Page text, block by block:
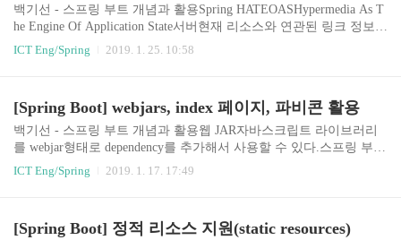
소스를 공유할 수 있는 기술Origin?URI 스키마 (http, https)hostname
(io.namjune, localhost)포트(8080, 18..
백기선 - 스프링 부트 개념과 활용Spring HATEOASHypermedia As T
he Engine Of Application State서버현재 리소스와 연관된 링크 정보를
클라이언트에게 제공한다.클라이언트연관된 링크 정보를 바탕으로
리소스에 접근한다.연관된 링크 정보RelationHypertext Referencesprin
eoas/docs/current/reference/html/ObjectMapper 제공(stater-web이 제공
해서 우리는 sta..
ICT Eng/Spring 2019. 1. 25. 10:58
[Spring Boot] webjars, index 페이지, 파비콘 활용
백기선 - 스프링 부트 개념과 활용웹 JAR자바스크립트 라이브러리
를 webjar형태로 dependency를 추가해서 사용할 수 있다.스프링 부트
에서 추가로 제공하는 기능이있는데, jquery의 버전이 올라갈 때마다
버전을 일일히 바꿔주지 않아도 된다. 이 기능을 사용하려면 webjars
자세히 공부하자.dependencies { ... compile group: 'org.webjars.bower',
ICT Eng/Spring 2019. 1. 17. 17:49
[Spring Boot] 정적 리소스 지원(static resources)